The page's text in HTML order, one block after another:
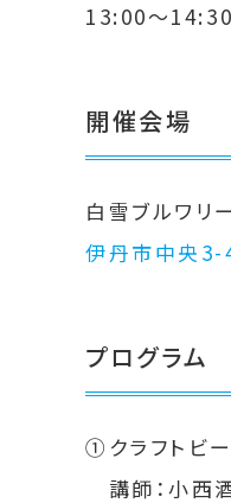
13:00～
開催会場
白雪ブルワリ
伊丹市中央
プログラム
①クラフトビ
講師：小西